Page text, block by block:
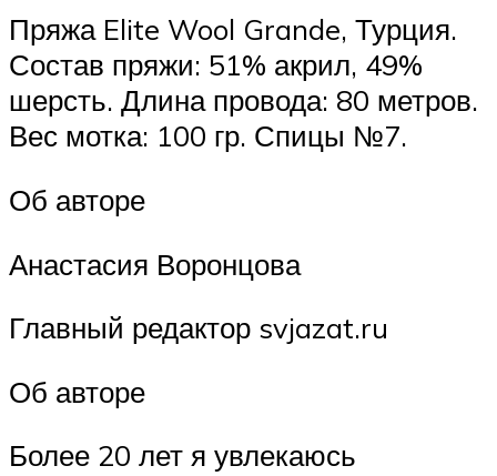
Пряжа Elite Wool Grande, Турция.
Состав пряжи: 51% акрил, 49%
шерсть. Длина провода: 80 метров.
Вес мотка: 100 гр. Спицы №7.
Об авторе
Анастасия Воронцова
Главный редактор svjazat.ru
Об авторе
Более 20 лет я увлекаюсь